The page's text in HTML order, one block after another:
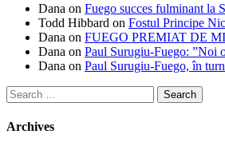
Dana on Fuego succes fulminant la
Todd Hibbard on Fostul Principe
Dana on FUEGO PREMIAT DE
Dana on Paul Surugiu-Fuego: ”Noi
Dana on Paul Surugiu-Fuego, în
Search
for:
Archives